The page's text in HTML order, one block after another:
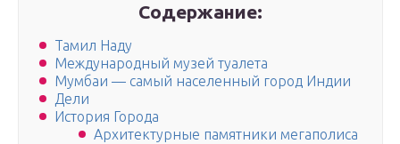
Содержание:
Тамил Наду
Международный музей туалета
Мумбаи — самый населенный город Индии
Дели
История Города
Архитектурные памятники мегаполиса